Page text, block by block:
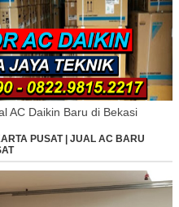
AC Daikin Baru di Bekasi
PUSAT | JUAL AC BARU